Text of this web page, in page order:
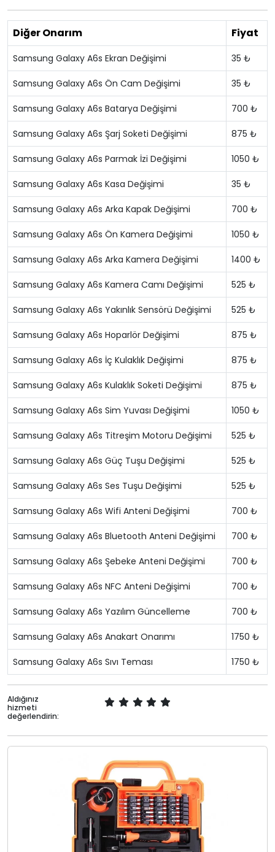
Diğer Onarım Fiyat
Samsung Galaxy A6s Ekran Değişimi 35 ₺
Samsung Galaxy A6s Ön Cam Değişimi 35 ₺
Samsung Galaxy A6s Batarya Değişimi 700 ₺
Samsung Galaxy A6s Şarj Soketi Değişimi 875 ₺
Samsung Galaxy A6s Parmak İzi Değişimi 1050 ₺
Samsung Galaxy A6s Kasa Değişimi 35 ₺
Samsung Galaxy A6s Arka Kapak Değişimi 700 ₺
Samsung Galaxy A6s Ön Kamera Değişimi 1050 ₺
Samsung Galaxy A6s Arka Kamera Değişimi 1400 ₺
Samsung Galaxy A6s Kamera Camı Değişimi 525 ₺
Samsung Galaxy A6s Yakınlık Sensörü Değişimi 525 ₺
Samsung Galaxy A6s Hoparlör Değişimi 875 ₺
Samsung Galaxy A6s İç Kulaklık Değişimi 875 ₺
Samsung Galaxy A6s Kulaklık Soketi Değişimi 875 ₺
Samsung Galaxy A6s Sim Yuvası Değişimi 1050 ₺
Samsung Galaxy A6s Titreşim Motoru Değişimi 525 ₺
Samsung Galaxy A6s Güç Tuşu Değişimi 525 ₺
Samsung Galaxy A6s Ses Tuşu Değişimi 525 ₺
Samsung Galaxy A6s Wifi Anteni Değişimi 700 ₺
Samsung Galaxy A6s Bluetooth Anteni Değişimi 700 ₺
Samsung Galaxy A6s Şebeke Anteni Değişimi 700 ₺
Samsung Galaxy A6s NFC Anteni Değişimi 700 ₺
Samsung Galaxy A6s Yazılım Güncelleme 700 ₺
Samsung Galaxy A6s Anakart Onarımı 1750 ₺
Samsung Galaxy A6s Sıvı Teması 1750 ₺
Aldığınız
hizmeti
değerlendirin: